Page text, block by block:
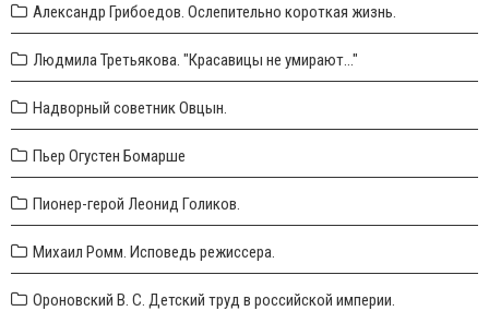
Александр Грибоедов. Ослепительно короткая жизнь.
Людмила Третьякова. "Красавицы не умирают..."
Надворный советник Овцын.
Пьер Огустен Бомарше
Пионер-герой Леонид Голиков.
Михаил Ромм. Исповедь режиссера.
Ороновский В. С. Детский труд в российской империи.